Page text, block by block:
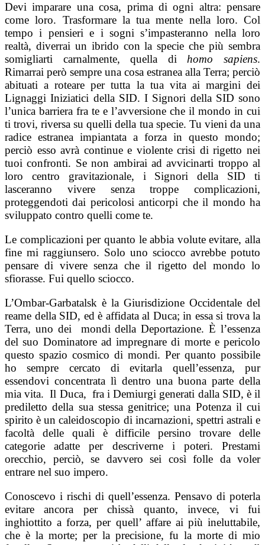
Devi imparare una cosa, prima di ogni altra: pensare
come loro. Trasformare la tua mente nella loro. Col
tempo i pensieri e i sogni s’impasteranno nella loro
realtà, diverrai un ibrido con la specie che più sembra
somigliarti carnalmente, quella dihomo sapiens.
Rimarrai però sempre una cosa estranea alla Terra; perciò
abituati a roteare per tutta la tua vita ai margini dei
Lignaggi Iniziatici della SID. I Signori della SID sono
l’unica barriera fra te e l’avversione che il mondo in cui
ti trovi, riversa su quelli della tua specie. Tu vieni da una
radice estranea impiantata a forza in questo mondo;
perciò esso avrà continue e violente crisi di rigetto nei
tuoi confronti. Se non ambirai ad avvicinarti troppo al
loro centro gravitazionale, i Signori della SID ti
lasceranno vivere senza troppe complicazioni,
proteggendoti dai pericolosi anticorpi che il mondo ha
sviluppato contro quelli come te.
Le complicazioni per quanto le abbia volute evitare, alla
fine mi raggiunsero. Solo uno sciocco avrebbe potuto
pensare di vivere senza che il rigetto del mondo lo
sfiorasse. Fui quello sciocco.
L’Ombar-Garbatalsk è la Giurisdizione Occidentale del
reame della SID, ed è affidata al Duca; in essa si trova la
Terra, uno dei mondi della Deportazione. È l’essenza
del suo Dominatore ad impregnare di morte e pericolo
questo spazio cosmico di mondi. Per quanto possibile
ho sempre cercato di evitarla quell’essenza, pur
essendovi concentrata lì dentro una buona parte della
mia vita. Il Duca, fra i Demiurgi generati dalla SID, è il
prediletto della sua stessa genitrice; una Potenza il cui
spirito è un caleidoscopio di incarnazioni, spettri astrali e
facoltà delle quali è difficile persino trovare delle
categorie adatte per descriverne i poteri. Prestami
orecchio, perciò, se davvero sei così folle da voler
entrare nel suo impero.
Conoscevo i rischi di quell’essenza. Pensavo di poterla
evitare ancora per chissà quanto, invece, vi fui
inghiottito a forza, per quell’ affare ai più ineluttabile,
che è la morte; per la precisione, fu la morte di mio